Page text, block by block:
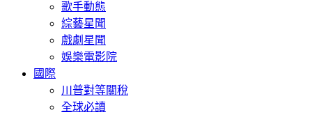
歌手動態
綜藝星聞
戲劇星聞
娛樂電影院
國際
川普對等關稅
全球必讀